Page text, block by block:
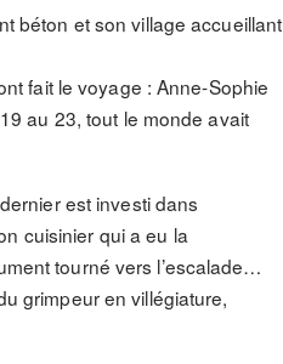
béton et son village accueillant
fait le voyage : Anne-Sophie
au 23, tout le monde avait
est investi dans
cuisinier qui a eu la
tourné vers l’escalade…
grimpeur en villégiature,